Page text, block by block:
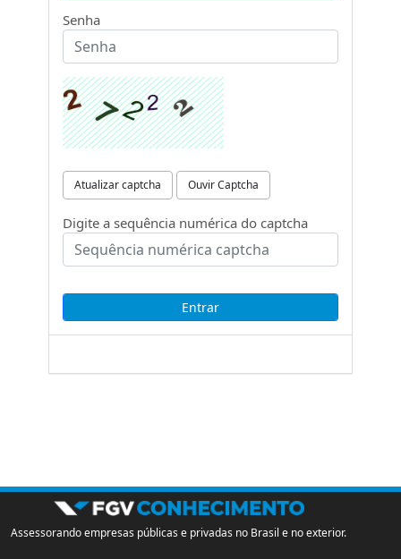
Senha
Atualizar captcha Ouvir Captcha
Digite a sequência numérica do captcha
Assessorando empresas públicas e privadas no Brasil e no exterior.